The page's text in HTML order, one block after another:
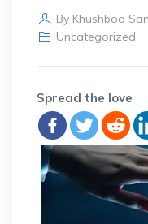
By Khushboo
Uncategorized
Spread the love